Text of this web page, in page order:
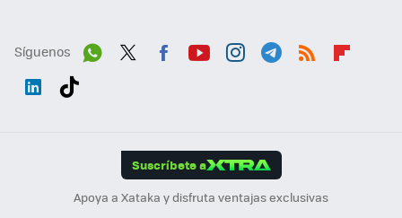
Síguenos
Suscríbete a
Apoya a Xataka y disfruta ventajas exclusivas